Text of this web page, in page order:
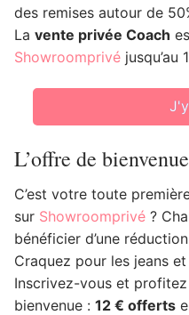
des remises autour de
La vente privée Coach
Showroomprivé
L’offre de
C’est votre toute
sur Showroomprivé ?
bénéficier d’une
Craquez pour les jeans
Inscrivez-vous et
bienvenue : 12 € offerts